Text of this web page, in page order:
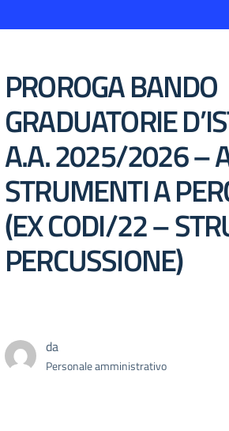
PROROGA BANDO
GRADUATORIE
A.A. 2025/2026 –
STRUMENTI A
(EX CODI/22 –
PERCUSSIONE)
da
Personale amministrativo